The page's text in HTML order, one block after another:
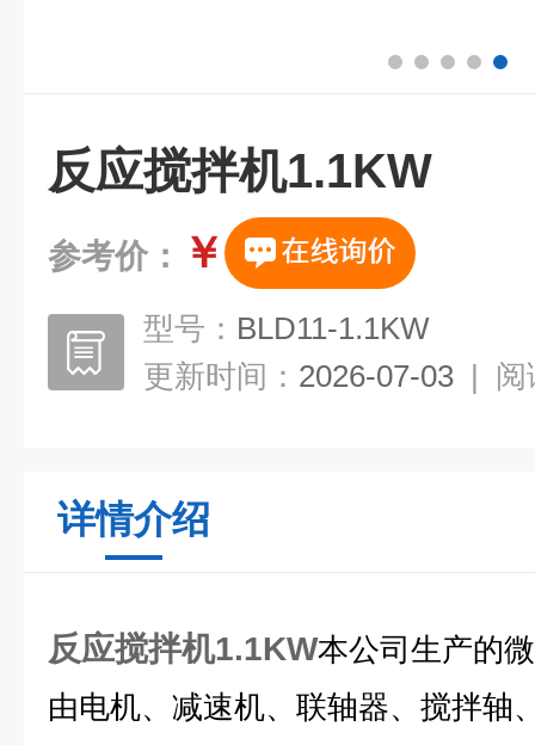
反应搅拌机1.1KW
参考价： ￥
型号： BLD11-1.1KW
更新时间： 2026-07-03 | 阅
详情介绍
反应搅拌机1.1KW本公司生产的
由电机、减速机、联轴器、搅拌轴